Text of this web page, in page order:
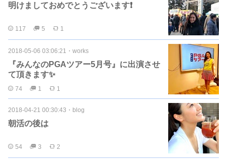
明けましておめでとうございます❗️
117 5 1
2018-05-06 03:06:21 ・ works
『みんなのPGAツアー5月号』に出演させ
て頂きます✨
74 1 1
2018-04-21 00:30:43 ・ blog
朝活の後は
54 3 2